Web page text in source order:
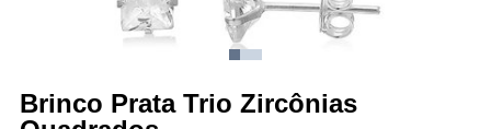
Brinco Prata Trio Zircônias